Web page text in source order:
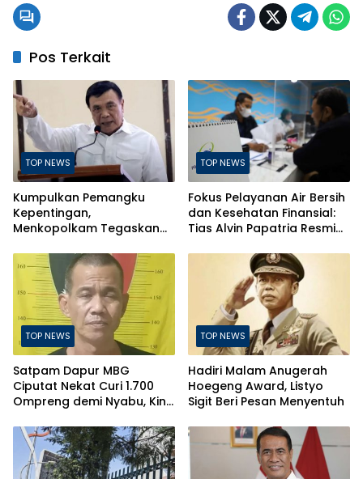
Pos Terkait
TOP NEWS
Kumpulkan Pemangku
Kepentingan,
Menkopolkam Tegaskan
Terkendali
TOP NEWS
Fokus Pelayanan Air Bersih
dan Kesehatan Finansial:
Tias Alvin Papatria Resmi
Minum Surabaya
TOP NEWS
Satpam Dapur MBG
Ciputat Nekat Curi 1.700
Ompreng demi Nyabu, Kini
TOP NEWS
Hadiri Malam Anugerah
Hoegeng Award, Listyo
Sigit Beri Pesan Menyentuh